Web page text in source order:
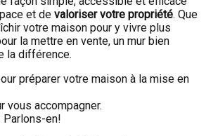
et de valoriser votre propriété. Que
votre maison pour y vivre plus
la mettre en vente, un mur bien
la différence.
préparer votre maison à la mise en
vous accompagner.
Parlons-en!